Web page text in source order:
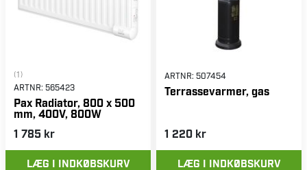
(1)
ARTNR: 565423
Pax Radiator, 800 x 500
mm, 400V, 800W
1 785 kr
LÆG I INDKØBSKURV
ARTNR: 507454
Terrassevarmer, gas
1 220 kr
LÆG I INDKØBSKURV